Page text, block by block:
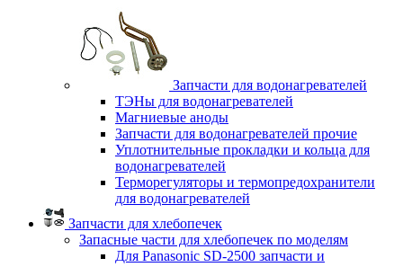
Запчасти для водонагревателей
ТЭНы для водонагревателей
Магниевые аноды
Запчасти для водонагревателей прочие
Уплотнительные прокладки и кольца для
водонагревателей
Терморегуляторы и термопредохранители
для водонагревателей
Запчасти для хлебопечек
Запасные части для хлебопечек по моделям
Для Panasonic SD-2500 запчасти и